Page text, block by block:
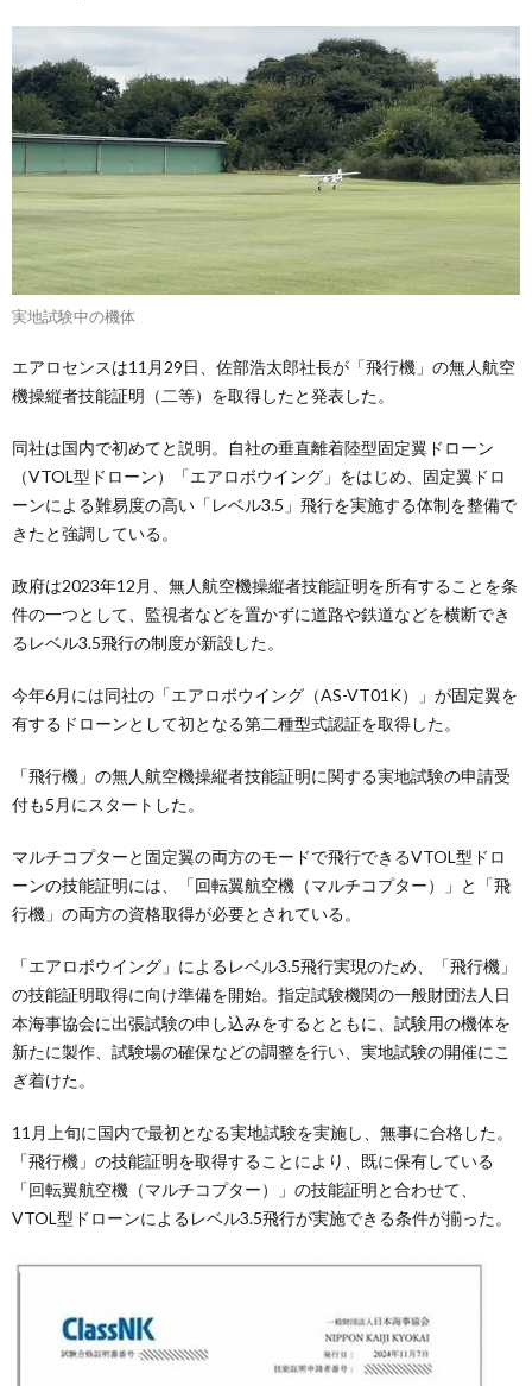
実地試験中の機体
エアロセンスは11月29日、佐部浩太郎社長が「飛行機」の無人航空
機操縦者技能証明（二等）を取得したと発表した。
同社は国内で初めてと説明。自社の垂直離着陸型固定翼ドローン
（VTOL型ドローン）「エアロボウイング」をはじめ、固定翼ドロ
ーンによる難易度の高い「レベル3.5」飛行を実施する体制を整備で
きたと強調している。
政府は2023年12月、無人航空機操縦者技能証明を所有することを条
件の一つとして、監視者などを置かずに道路や鉄道などを横断でき
るレベル3.5飛行の制度が新設した。
今年6月には同社の「エアロボウイング（AS-VT01K）」が固定翼を
有するドローンとして初となる第二種型式認証を取得した。
「飛行機」の無人航空機操縦者技能証明に関する実地試験の申請受
付も5月にスタートした。
マルチコプターと固定翼の両方のモードで飛行できるVTOL型ドロ
ーンの技能証明には、「回転翼航空機（マルチコプター）」と「飛
行機」の両方の資格取得が必要とされている。
「エアロボウイング」によるレベル3.5飛行実現のため、「飛行機」
の技能証明取得に向け準備を開始。指定試験機関の一般財団法人日
本海事協会に出張試験の申し込みをするとともに、試験用の機体を
新たに製作、試験場の確保などの調整を行い、実地試験の開催にこ
ぎ着けた。
11月上旬に国内で最初となる実地試験を実施し、無事に合格した。
「飛行機」の技能証明を取得することにより、既に保有している
「回転翼航空機（マルチコプター）」の技能証明と合わせて、
VTOL型ドローンによるレベル3.5飛行が実施できる条件が揃った。